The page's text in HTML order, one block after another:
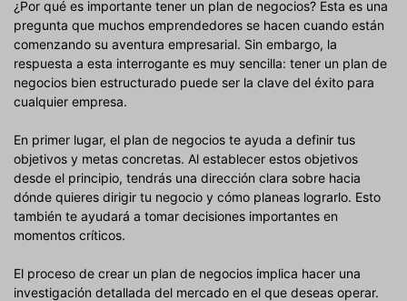
¿Por qué es importante tener un plan de negocios? Esta es una
pregunta que muchos emprendedores se hacen cuando están
comenzando su aventura empresarial. Sin embargo, la
respuesta a esta interrogante es muy sencilla: tener un plan de
negocios bien estructurado puede ser la clave del éxito para
cualquier empresa.
En primer lugar, el plan de negocios te ayuda a definir tus
objetivos y metas concretas. Al establecer estos objetivos
desde el principio, tendrás una dirección clara sobre hacia
dónde quieres dirigir tu negocio y cómo planeas lograrlo. Esto
también te ayudará a tomar decisiones importantes en
momentos críticos.
El proceso de crear un plan de negocios implica hacer una
investigación detallada del mercado en el que deseas operar.